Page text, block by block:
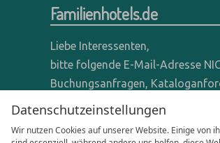
Datenschutzeinstellungen
Wir nutzen Cookies auf unserer Website. Einige von
Familienhotels.de
Liebe Interessenten,
bitte folgende E-Mail-Adresse
Buchungsanfragen,
verwenden - wir sind ein reines
Anfragen dieser Art bitte direkt an